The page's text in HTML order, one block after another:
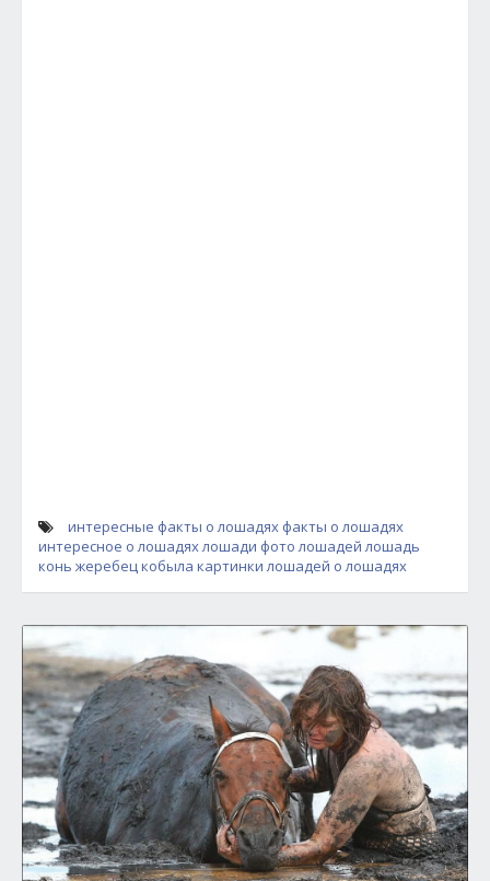
интересные факты о лошадях факты о лошадях
интересное о лошадяхлошади фото лошадей лошадь
конь жеребецкобыла картинки лошадей о лошадях